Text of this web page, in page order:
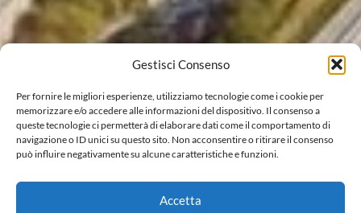
Gestisci Consenso
Per fornire le migliori esperienze, utilizziamo tecnologie come i cookie per
memorizzare e/o accedere alle informazioni del dispositivo. Il consenso a
queste tecnologie ci permetterà di elaborare dati come il comportamento di
navigazione o ID unici su questo sito. Non acconsentire o ritirare il consenso
può influire negativamente su alcune caratteristiche e funzioni.
Accetta